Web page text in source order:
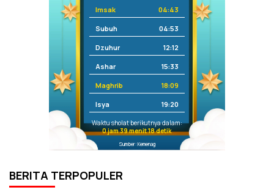
Imsak 04:43
Subuh 04:53
Dzuhur 12:12
Ashar 15:33
Maghrib 18:09
Isya 19:20
Waktu sholat berikutnya dalam:
0 jam 39 menit 17 detik
Sumber: Kemenag
BERITA TERPOPULER